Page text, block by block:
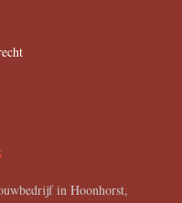
in Hoonhorst,